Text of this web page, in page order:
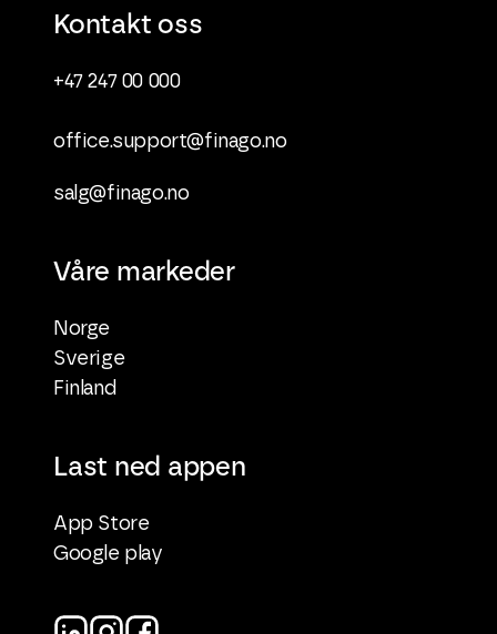
Kontakt oss
+47 247 00 000
office.support@finago.no
salg@finago.no
Våre markeder
Norge
Sverige
Finland
Last ned appen
App Store
Google play